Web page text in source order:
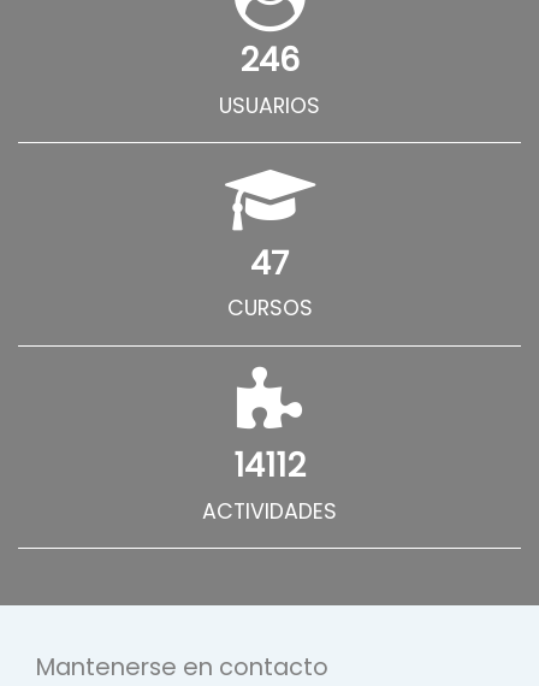
246
USUARIOS
47
CURSOS
14112
ACTIVIDADES
Mantenerse en contacto